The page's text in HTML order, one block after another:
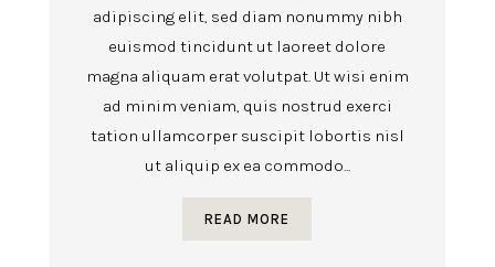
adipiscing elit, sed diam nonummy nibh
euismod tincidunt ut laoreet dolore
magna aliquam erat volutpat. Ut wisi enim
ad minim veniam, quis nostrud exerci
tation ullamcorper suscipit lobortis nisl
ut aliquip ex ea commodo...
READ MORE